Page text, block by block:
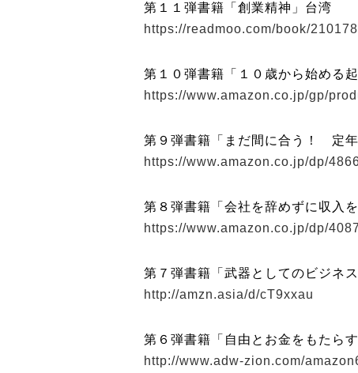
第１１弾書籍「創業精神」台湾
https://readmoo.com/book/
第１０弾書籍「１０歳から始める
https://www.amazon.co.jp/gp/
第９弾書籍「まだ間に合う！ 定年
https://www.amazon.co.jp/dp/
第８弾書籍「会社を辞めずに収入
https://www.amazon.co.jp/dp/
第７弾書籍「武器としてのビジネス
http://amzn.asia/d/cT9xxau
第６弾書籍「自由とお金をもたら
http://www.adw-zion.com/